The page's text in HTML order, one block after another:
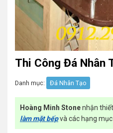
Thi Công Đá Nhân
Danh mục: Đá Nhân Tạo
Hoàng Minh Stonenhận
làm mặt bếpvà các hạng mục